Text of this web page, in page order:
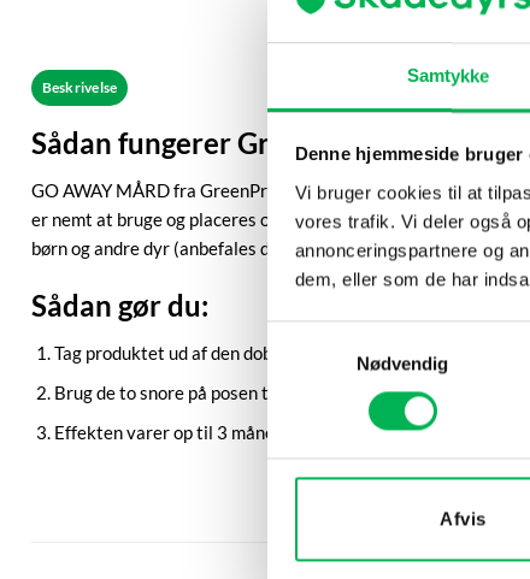
Samtykke
Denne hjemmeside bruger
Vi bruger cookies til at
vores trafik. Vi deler også
annonceringspartnere og
dem, eller som de har
Nødvendig
Afvis
Beskrivelse
Sådan fungerer GreenProtect® |
GO AWAY MÅRD fra GreenProtect er en naturlig og
er nemt at bruge og placeres omkring lofter, udhuse,
børn og andre dyr (anbefales dog ikke, hvis du har hund med
Sådan gør du:
Tag produktet ud af den dobbelte, hermetisk lukkede folie.
Brug de to snore på posen til at hænge eller fastgøre
Effekten varer op til 3 måneder – udskift eller genopfyld,